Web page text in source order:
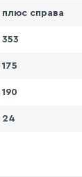
плюс справа
353
175
190
24